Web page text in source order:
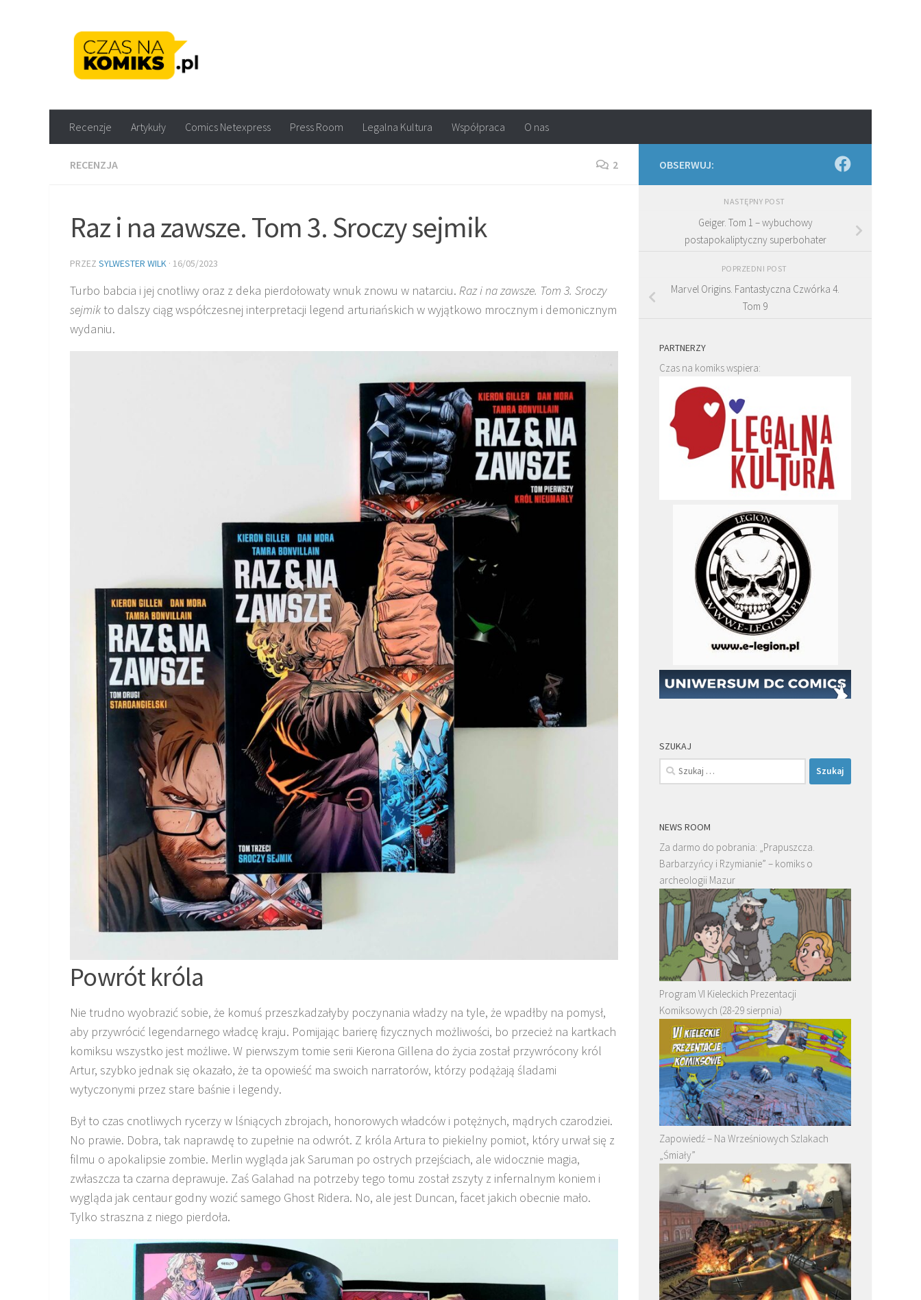
Recenzje Artykuły Comics Netexpress Press Room Legalna Kultura Współpraca O nas
RECENZJA 2
Raz i na zawsze. Tom 3. Sroczy sejmik
PRZEZ SYLWESTER WILK · 16/05/2023
Turbo babcia i jej cnotliwy oraz z deka pierdołowaty wnuk znowu w natarciu. Raz i na zawsze. Tom 3. Sroczy
sejmikto dalszy ciąg współczesnej interpretacji legend arturiańskich w wyjątkowo mrocznym i demonicznym
wydaniu.
Powrót króla
Nie trudno wyobrazić sobie, że komuś przeszkadzałyby poczynania władzy na tyle, że wpadłby na pomysł,
aby przywrócić legendarnego władcę kraju. Pomijając barierę fizycznych możliwości, bo przecież na kartkach
komiksu wszystko jest możliwe. W pierwszym tomie serii Kierona Gillena do życia został przywrócony król
Artur, szybko jednak się okazało, że ta opowieść ma swoich narratorów, którzy podążają śladami
wytyczonymi przez stare baśnie i legendy.
Był to czas cnotliwych rycerzy w lśniących zbrojach, honorowych władców i potężnych, mądrych czarodziei.
No prawie. Dobra, tak naprawdę to zupełnie na odwrót. Z króla Artura to piekielny pomiot, który urwał się z
filmu o apokalipsie zombie. Merlin wygląda jak Saruman po ostrych przejściach, ale widocznie magia,
zwłaszcza ta czarna deprawuje. Zaś Galahad na potrzeby tego tomu został zszyty z infernalnym koniem i
wygląda jak centaur godny wozić samego Ghost Ridera. No, ale jest Duncan, facet jakich obecnie mało.
Tylko straszna z niego pierdoła.
OBSERWUJ:
NASTĘPNY POST
Geiger. Tom 1 – wybuchowy
postapokaliptyczny superbohater
POPRZEDNI POST
Marvel Origins. Fantastyczna Czwórka 4.
Tom 9
PARTNERZY
Czas na komiks wspiera:
SZUKAJ
Szukaj:
NEWS ROOM
Za darmo do pobrania: „Prapuszcza.
Barbarzyńcy i Rzymianie” – komiks o
archeologii Mazur
Program VI Kieleckich Prezentacji
Komiksowych (28-29 sierpnia)
Zapowiedź – Na Wrześniowych Szlakach
„Śmiały”